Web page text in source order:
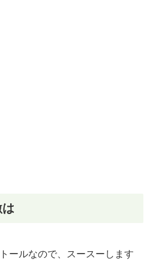
ールなので、スースーします